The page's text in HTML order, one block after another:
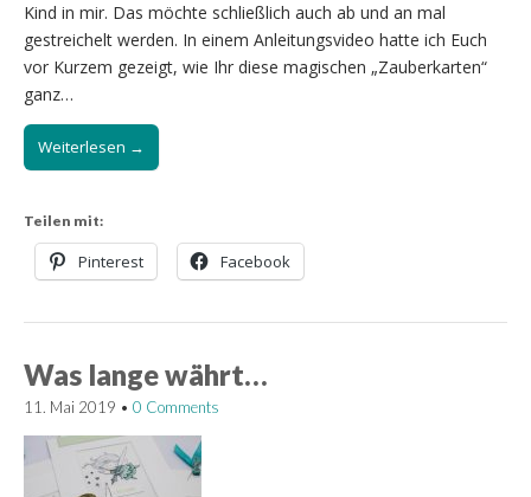
Kind in mir. Das möchte schließlich auch ab und an mal
gestreichelt werden. In einem Anleitungsvideo hatte ich Euch
vor Kurzem gezeigt, wie Ihr diese magischen „Zauberkarten“
ganz…
Weiterlesen →
Teilen mit:
Pinterest Facebook
Was lange währt…
11. Mai 2019 • 0 Comments